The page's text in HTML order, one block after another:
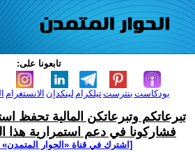
تابعونا على:
الانستغرام لينكدإن تيلكرامبنترست بودكاست
تبرعاتكم وتبرعاتكن المالية تحفظ
فشاركونا في دعم استمرارية هذا
[اشترك في قناة ‫«الحوار المتمدن»